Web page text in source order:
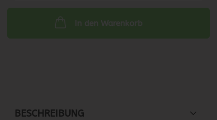
In den Warenkorb
BESCHREIBUNG